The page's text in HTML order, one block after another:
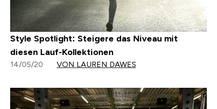
Style Spotlight: Steigere das Niveau mit
diesen Lauf-Kollektionen
14/05/20 VON LAUREN DAWES